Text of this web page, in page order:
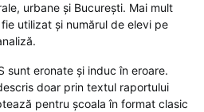
urbane și București. Mai mult
utilizat și numărul de elevi pe
sunt eronate și induc în eroare.
doar prin textul raportului
pentru școala în format clasic